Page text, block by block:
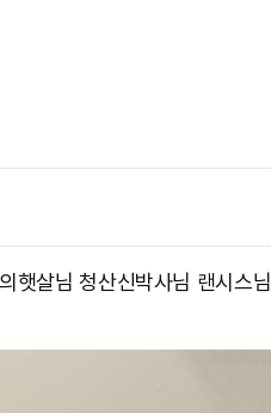
햇살님 청산신박사님 랜시스